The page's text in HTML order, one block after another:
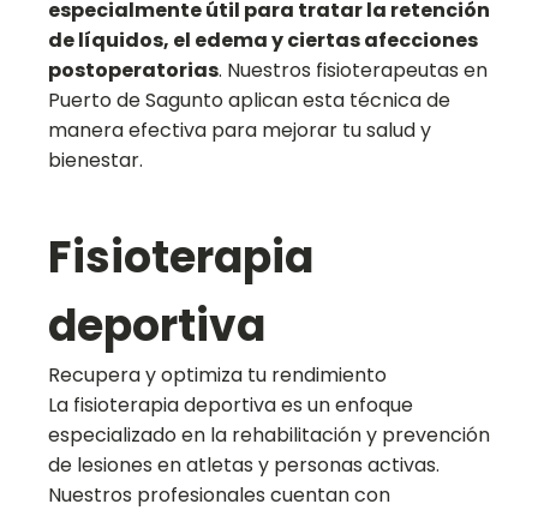
especialmente útil para tratar la retención
de líquidos, el edema y ciertas afecciones
postoperatorias. Nuestros fisioterapeutas en
Puerto de Sagunto aplican esta técnica de
manera efectiva para mejorar tu salud y
bienestar.
Fisioterapia
deportiva
Recupera y optimiza tu rendimiento
La fisioterapia deportiva es un enfoque
especializado en la rehabilitación y prevención
de lesiones en atletas y personas activas.
Nuestros profesionales cuentan con